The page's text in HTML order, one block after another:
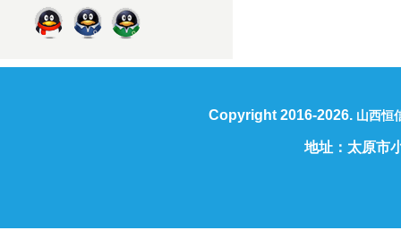
Copyright 2016-2026. 山西恒
地址：太原市